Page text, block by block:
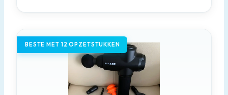
BESTE MET 12 OPZETSTUKKEN